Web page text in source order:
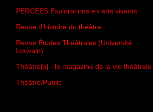
PERCÉES Explorations en arts vivants
Revue d'histoire du théâtre
Revue Études Théâtrales (Université
Louvain)
Théâtre[s] - le magazine de la vie théâtrale
Théâtre/Public